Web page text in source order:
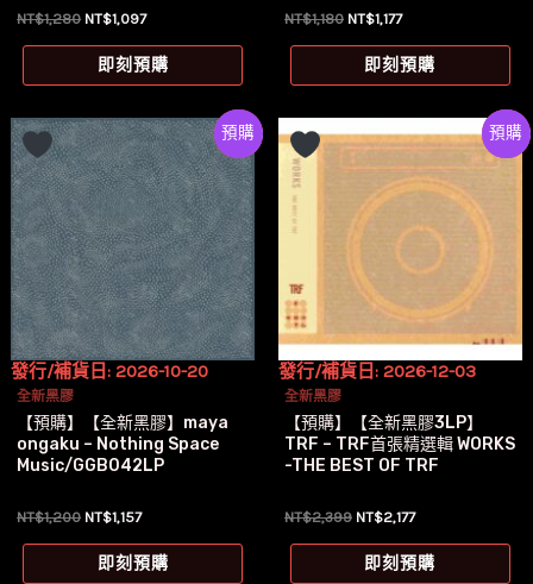
NT$1,280 原
價
格：
NT$1,097目
價
格：
即刻預購
NT$1,180 原
格：
NT$1,177目
價
格：
即刻預購
特價
Preorder
發行/補貨日: 2026-10-20
全新黑膠
【預購】【全新黑膠】maya
ongaku – Nothing Space
Music/GGB042LP
NT$1,200 原
價
格：
NT$1,157目
價
格：
即刻預購
特價
發行/補貨日: 2026-12-03
全新黑膠
【預購】【全新黑膠3LP】
TRF – TRF首張精選輯 WORKS
-THE BEST OF TRF
NT$2,399 原
價
格：
NT$2,177目
價
格：
即刻預購